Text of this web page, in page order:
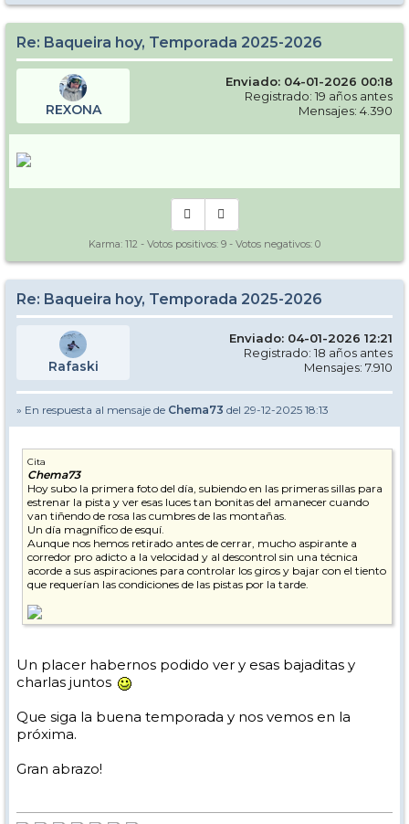
Re: Baqueira hoy, Temporada 2025-2026
REXONA
Enviado: 04-01-2026 00:18
Registrado: 19 años antes
Mensajes: 4.390
Karma: 112 - Votos positivos: 9 - Votos negativos: 0
Re: Baqueira hoy, Temporada 2025-2026
Rafaski
Enviado: 04-01-2026 12:21
Registrado: 18 años antes
Mensajes: 7.910
» En respuesta al mensaje de Chema73 del 29-12-2025 18:13
Cita
Chema73
Hoy subo la primera foto del día, subiendo en las primeras sillas para
estrenar la pista y ver esas luces tan bonitas del amanecer cuando
van tiñendo de rosa las cumbres de las montañas.
Un día magnífico de esquí.
Aunque nos hemos retirado antes de cerrar, mucho aspirante a
corredor pro adicto a la velocidad y al descontrol sin una técnica
acorde a sus aspiraciones para controlar los giros y bajar con el tiento
que requerían las condiciones de las pistas por la tarde.
Un placer habernos podido ver y esas bajaditas y
charlas juntos
Que siga la buena temporada y nos vemos en la
próxima.
Gran abrazo!